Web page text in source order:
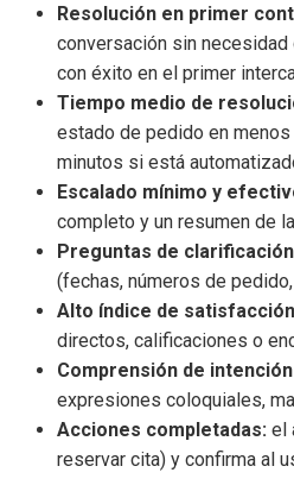
Resolución en primer
conversación sin necesidad
con éxito en el primer
Tiempo medio de
estado de pedido en
minutos si está
Escalado mínimo y
completo y un resumen de
Preguntas de
(fechas, números de
Alto índice de
directos, calificaciones o
Comprensión de
expresiones coloquiales,
Acciones completadas: el
reservar cita) y confirma al